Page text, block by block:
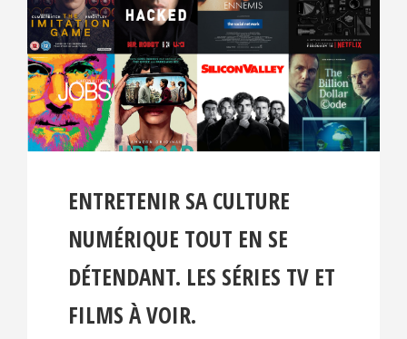
t
i
o
n
ENTRETENIR SA CULTURE
NUMÉRIQUE TOUT EN SE
DÉTENDANT. LES SÉRIES TV ET
FILMS À VOIR.